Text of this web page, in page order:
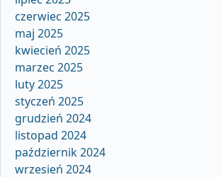
czerwiec 2025
maj 2025
kwiecień 2025
marzec 2025
luty 2025
styczeń 2025
grudzień 2024
listopad 2024
październik 2024
wrzesień 2024